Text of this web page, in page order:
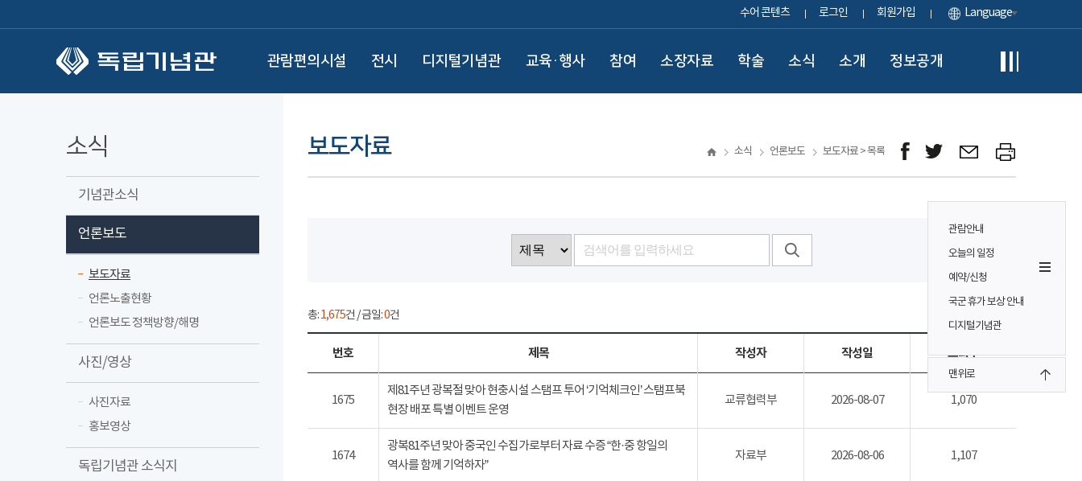
수어 콘텐츠 로그인 회원가입 Language
관람편의시설 전시 디지털기념관 교육·행사 참여 소장자료 학술 소식 소개 정보공개
관람안내
오늘의 일정
예약/신청
국군 휴가 보상 안내
디지털기념관
맨위로
소식
기념관소식
언론보도
보도자료
언론노출현황
언론보도 정책방향/해명
사진/영상
사진자료
홍보영상
독립기념관 소식지
보도자료 소식 언론보도 보도자료 > 목록
총:1,675건 / 금일:0건
번호 제목 작성자 작성일 조회수
1675
제81주년 광복절 맞아 현충시설 스탬프 투어 ‘기억체크인’ 스탬프북
현장 배포 특별 이벤트 운영
교류협력부 2026-08-07 1,070
1674
광복81주년 맞아 중국인 수집가로부터 자료 수증 “한·중 항일의
역사를 함께 기억하자”
자료부 2026-08-06 1,107